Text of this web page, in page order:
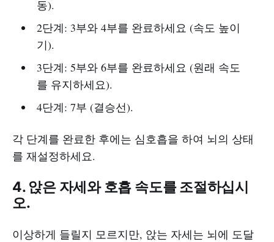
동).
2단계: 3부와 4부를 완료하세요 (속도 높이
기).
3단계: 5부와 6부를 완료하세요 (원래 속도
를 유지하세요).
4단계: 7부 (결승선).
각 단계를 완료한 후에는 심호흡을 하여 뇌의 상태
를 재설정하세요.
4. 앉은 자세와 호흡 속도를 조절하십시
오.
이상하게 들릴지 모르지만, 앉는 자세는 뇌에 도달